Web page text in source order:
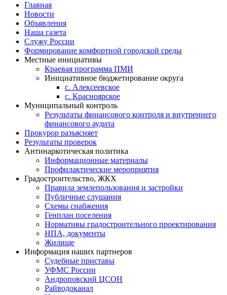
Главная
Новости
Объявления
Наша газета
Служу России
Формирование комфортной городской среды
Местные инициативы
Краевая программа ПМИ
Инициативное бюджетирование округа
с. Алексеевское
с. Красноярское
Муниципальный контроль
Результаты финансового контроля и внутреннего
финансового аудита
Прокурор разъясняет
Результаты проверок
Антинаркотическая политика
Информационные материалы
Профилактические мероприятия
Градостроительство, ЖКХ
Правила землепользования и застройки
Публичные слушания
Схемы снабжения
Генплан поселения
Нормативы градостроительного проектирования
НПА, документы
Жилище
Информация наших партнеров
Судебные приставы
УФМС России
Андроповский ЦСОН
Райводоканал